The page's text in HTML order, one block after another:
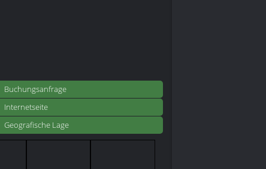
Buchungsanfrage
Internetseite
Geografische Lage